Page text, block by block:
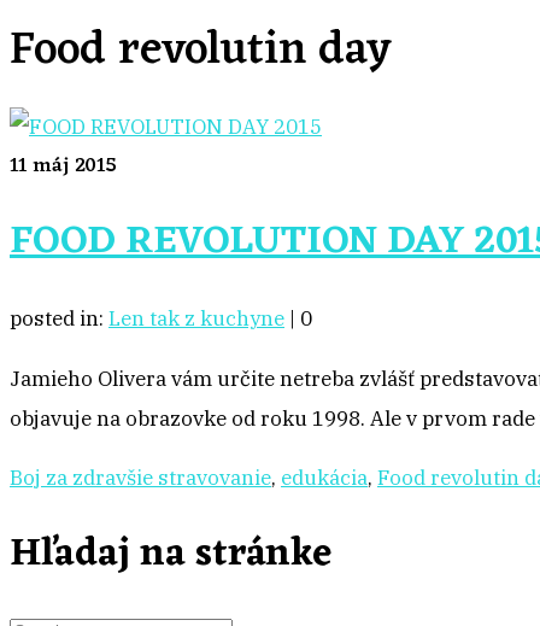
Food revolutin day
11máj 2015
FOOD REVOLUTION DAY
posted in: Len tak z kuchyne | 0
Jamieho Olivera vám určite netreba zvlášť
objavuje na obrazovke od roku 1998. Ale v prvom
Boj za zdravšie stravovanie, edukácia, Food revolutin
Hľadaj na stránke